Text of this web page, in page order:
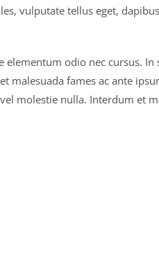
vulputate tellus eget,
odio nec cursus.
fames ac ante
molestie nulla. Interdum et